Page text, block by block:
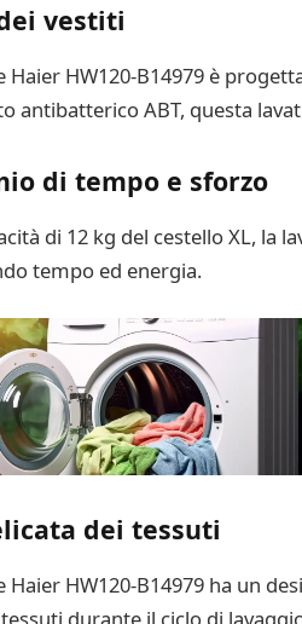
vestiti
Haier HW120-B14979 è
antibatterico ABT, questa
di tempo e sforzo
di 12 kg del cestello XL, la
tempo ed energia.
dei tessuti
Haier HW120-B14979 ha un